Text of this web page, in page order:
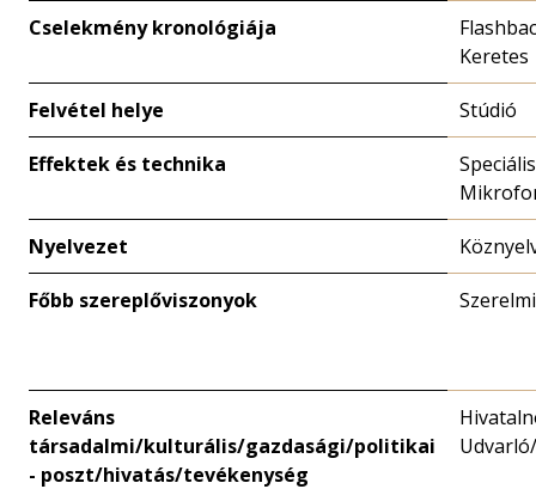
Cselekmény kronológiája
Keretes
Felvétel helye Stúdió
Effektek és technika
Nyelvezet
Főbb szereplőviszonyok
Releváns
társadalmi/kulturális/gazdasági/politikai
- poszt/hivatás/tevékenység